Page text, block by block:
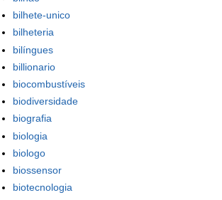
bilhete-unico
bilheteria
bilíngues
billionario
biocombustíveis
biodiversidade
biografia
biologia
biologo
biossensor
biotecnologia